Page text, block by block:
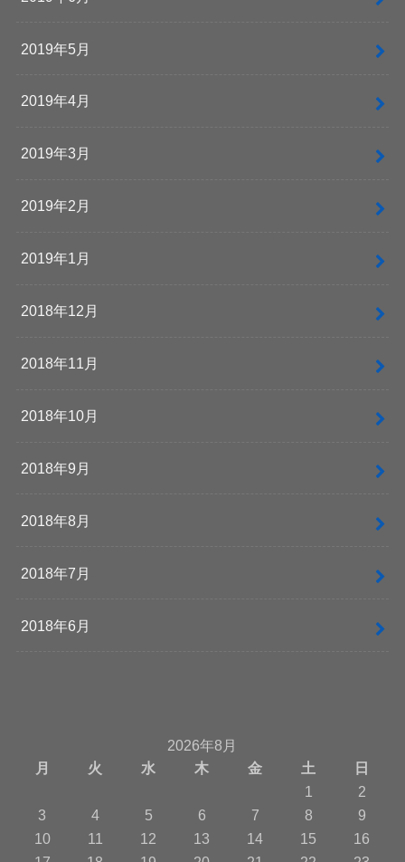
2019年5月
2019年4月
2019年3月
2019年2月
2019年1月
2018年12月
2018年11月
2018年10月
2018年9月
2018年8月
2018年7月
2018年6月
2026年8月
月
火 水 木 金 土
日
1
2
3
4 5 6 7 8
9
10
11 12 13 14 15
16